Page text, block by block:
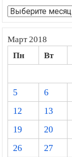
Архивы
Март 2018
Пн Вт
5
6
12
13
19
20
26
27